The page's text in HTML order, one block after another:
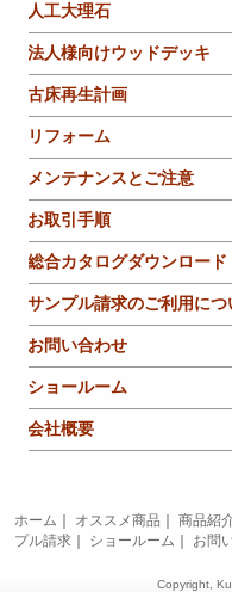
人工大理石
法人様向けウッドデッキ
古床再生計画
リフォーム
メンテナンスとご注意
お取引手順
総合カタログダウンロード
サンプル請求のご利用につ
お問い合わせ
ショールーム
会社概要
ホーム オススメ商品 商品紹
プル請求｜ ショールーム お問
Copyright,